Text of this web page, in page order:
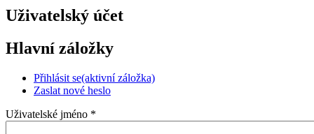
Uživatelský účet
Hlavní záložky
Přihlásit se(aktivní záložka)
Zaslat nové heslo
Uživatelské jméno *